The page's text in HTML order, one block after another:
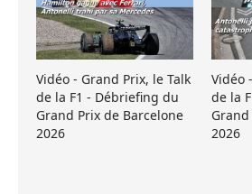
Vidéo - Grand Prix, le Talk
de la F1 - Débriefing du
Grand Prix de Barcelone
2026
Vidéo
de la
2026